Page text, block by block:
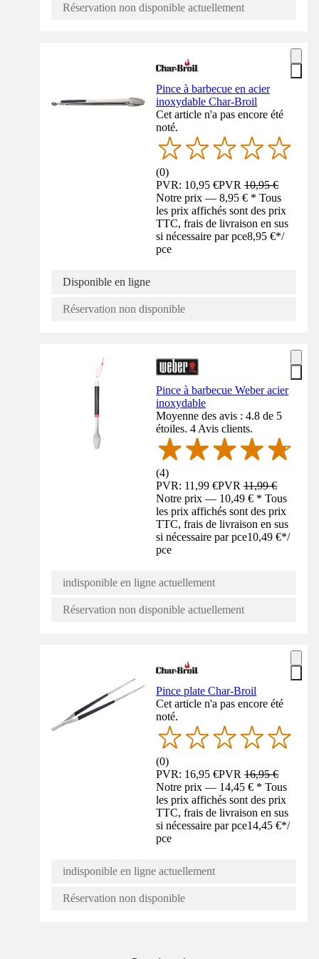
Réservation non disponible actuellement
Pince à barbecue en acier
inoxydable Char-Broil
Cet article n'a pas encore été
noté.
(0)
PVR: 10,95 €PVR10,95 €
Notre prix — 8,95 € * Tous
les prix affichés sont des prix
TTC, frais de livraison en sus
si nécessaire par pce8,95 €*/
pce
Disponible en ligne
Réservation non disponible
Pince à barbecue Weber acier
inoxydable
Moyenne des avis : 4.8 de 5
étoiles. 4 Avis clients.
(4)
PVR: 11,99 €PVR11,99 €
Notre prix — 10,49 € * Tous
les prix affichés sont des prix
TTC, frais de livraison en sus
si nécessaire par pce10,49 €*/
pce
indisponible en ligne actuellement
Réservation non disponible actuellement
Pince plate Char-Broil
Cet article n'a pas encore été
noté.
(0)
PVR: 16,95 €PVR16,95 €
Notre prix — 14,45 € * Tous
les prix affichés sont des prix
TTC, frais de livraison en sus
si nécessaire par pce14,45 €*/
pce
indisponible en ligne actuellement
Réservation non disponible